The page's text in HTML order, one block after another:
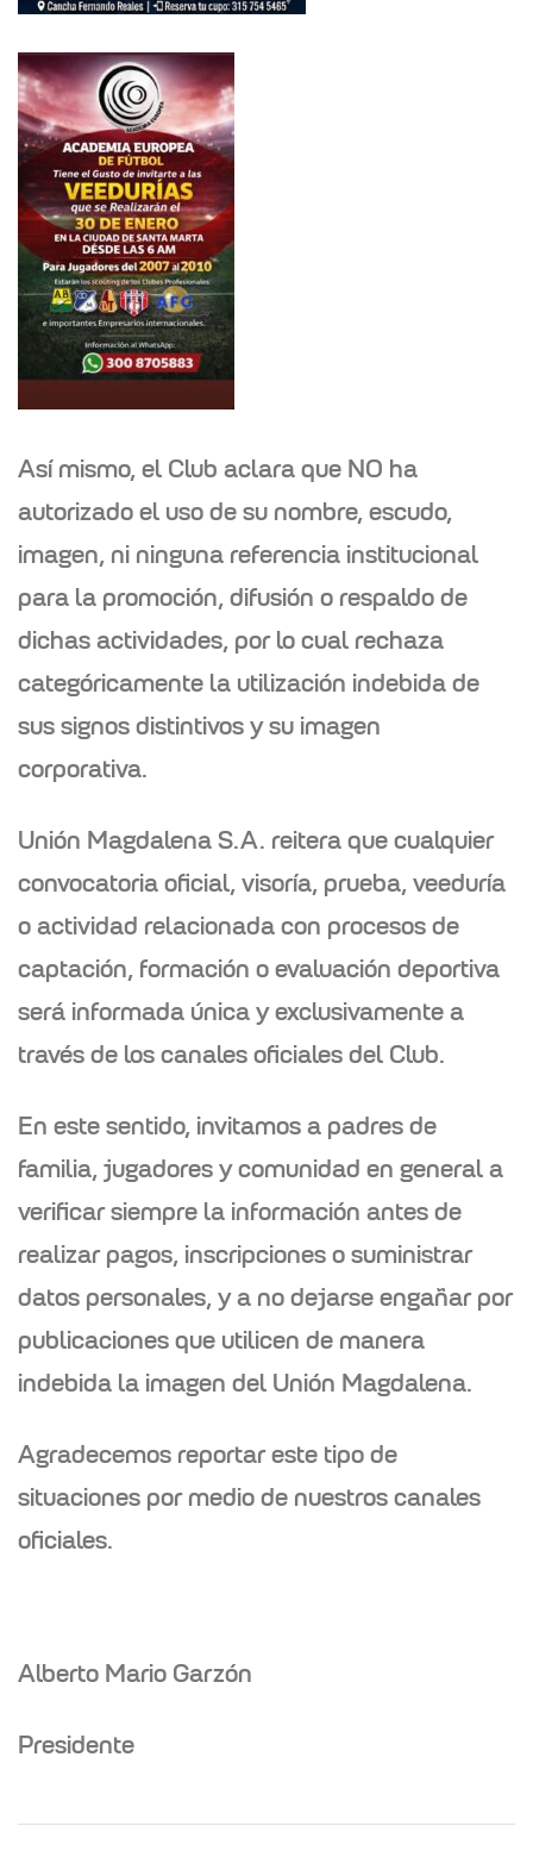
Así mismo, el Club aclara que NO ha
autorizado el uso de su nombre, escudo,
imagen, ni ninguna referencia institucional
para la promoción, difusión o respaldo de
dichas actividades, por lo cual rechaza
categóricamente la utilización indebida de
sus signos distintivos y su imagen
corporativa.
Unión Magdalena S.A. reitera que cualquier
convocatoria oficial, visoría, prueba, veeduría
o actividad relacionada con procesos de
captación, formación o evaluación deportiva
será informada única y exclusivamente a
través de los canales oficiales del Club.
En este sentido, invitamos a padres de
familia, jugadores y comunidad en general a
verificar siempre la información antes de
realizar pagos, inscripciones o suministrar
datos personales, y a no dejarse engañar por
publicaciones que utilicen de manera
indebida la imagen del Unión Magdalena.
Agradecemos reportar este tipo de
situaciones por medio de nuestros canales
oficiales.
Alberto Mario Garzón
Presidente